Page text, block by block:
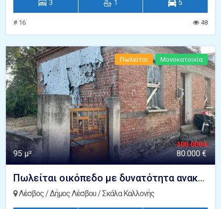
3 1 5
# 16 48
Πωλείται Μονοκατοικία
95 μ²
100.000 €
80.000 €
Πωλείται οικόπεδο με δυνατότητα ανακαίνισης ή νέας δόμησης Καλλονή Λέσβου
Λέσβος / Δήμος Λέσβου / Σκάλα Καλλονής